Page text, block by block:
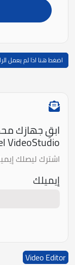
اضغط هنا اذا لم يعمل
ابقِ جهازك
VideoStudio !
اشترك ليصلك
إيميلك
Video Editor